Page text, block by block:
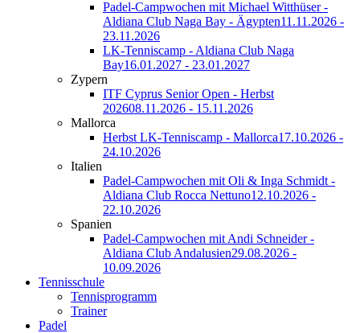
Padel-Campwochen mit Michael Witthüser -
Aldiana Club Naga Bay - Ägypten11.11.2026 -
23.11.2026
LK-Tenniscamp - Aldiana Club Naga
Bay16.01.2027 - 23.01.2027
Zypern
ITF Cyprus Senior Open - Herbst
202608.11.2026 - 15.11.2026
Mallorca
Herbst LK-Tenniscamp - Mallorca17.10.2026 -
24.10.2026
Italien
Padel-Campwochen mit Oli & Inga Schmidt -
Aldiana Club Rocca Nettuno12.10.2026 -
22.10.2026
Spanien
Padel-Campwochen mit Andi Schneider -
Aldiana Club Andalusien29.08.2026 -
10.09.2026
Tennisschule
Tennisprogramm
Trainer
Padel